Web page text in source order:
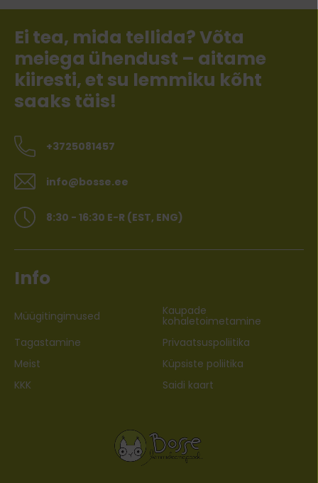
Ei tea, mida tellida? Võta
meiega ühendust – aitame
kiiresti, et su lemmiku kõht
saaks täis!
+3725081457
info@bosse.ee
8:30 - 16:30 E-R (EST, ENG)
Info
Müügitingimused Kaupade
kohaletoimetamine
Tagastamine
Privaatsuspoliitika
Meist
Küpsiste poliitika
KKK
Saidi kaart